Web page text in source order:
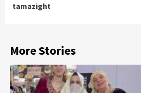
tamazight
More Stories